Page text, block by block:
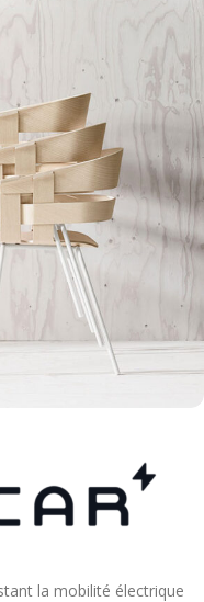
la mobilité électrique